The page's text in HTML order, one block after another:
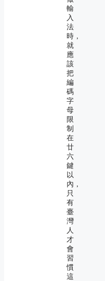
輸
入
法
時，
就
應
該
把
編
碼
字
母
限
制
在
廿
六
鍵
以
內，
只
有
臺
灣
人
才
會
習
慣
這